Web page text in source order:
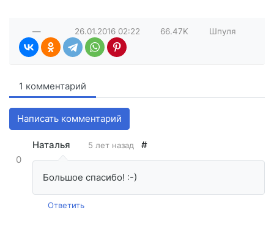
— 26.01.2016 02:22 66.47K Шпуля
1 комментарий
Написать комментарий
0
Наталья 5 лет назад #
Большое спасибо! :-)
Ответить